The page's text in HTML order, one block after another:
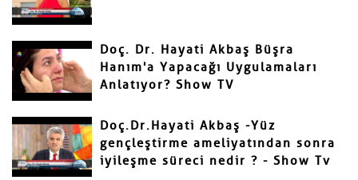
Doç. Dr. Hayati Akbaş Büşra
Hanım'a Yapacağı Uygulamaları
Anlatıyor? Show TV
Doç.Dr.Hayati Akbaş -Yüz
gençleştirme ameliyatından sonra
iyileşme süreci nedir ? - Show Tv